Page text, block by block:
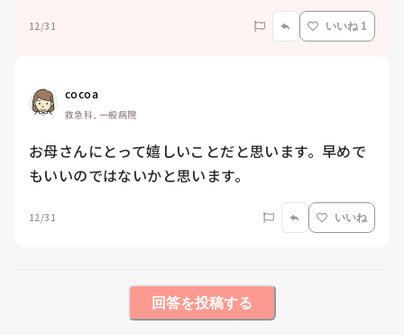
12/31 いいね 1
cocoa
救急科, 一般病院
お母さんにとって嬉しいことだと思います。早めで
もいいのではないかと思います。
12/31 いいね
回答を投稿する